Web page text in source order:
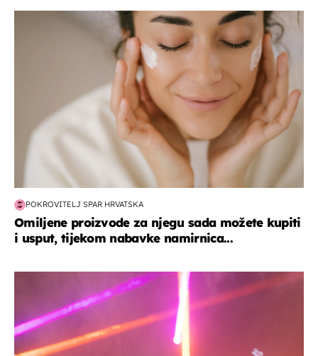
moda & ljepota
POKROVITELJ SPAR HRVATSKA
Omiljene proizvode za njegu sada možete kupiti
i usput, tijekom nabavke namirnica...